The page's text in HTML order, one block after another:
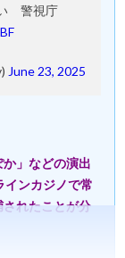
警視庁
June 23, 2025
」などの演出
インカジノで常
れたことが分